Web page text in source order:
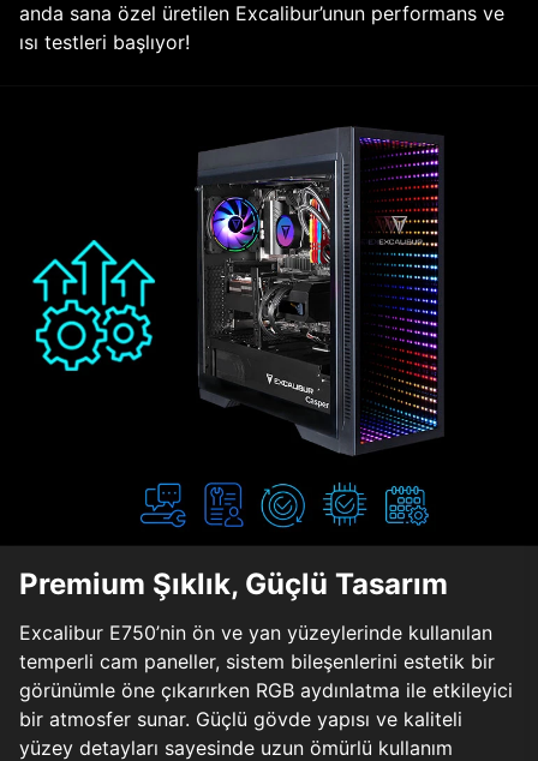
anda sana özel üretilen Excalibur’unun performans ve
ısı testleri başlıyor!
Premium Şıklık, Güçlü Tasarım
Excalibur E750’nin ön ve yan yüzeylerinde kullanılan
temperli cam paneller, sistem bileşenlerini estetik bir
görünümle öne çıkarırken RGB aydınlatma ile etkileyici
bir atmosfer sunar. Güçlü gövde yapısı ve kaliteli
yüzey detayları sayesinde uzun ömürlü kullanım